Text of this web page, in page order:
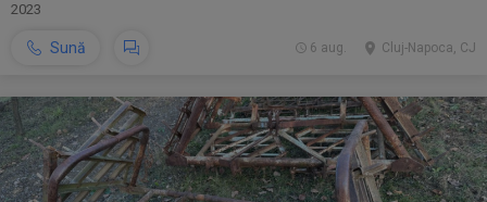
2023
Sună Cluj-Napoca, CJ
6 aug.